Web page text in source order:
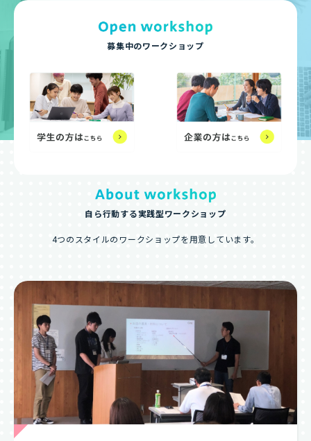
募集中のワークショップ
自ら行動する実践型ワークショップ
4つのスタイルのワークショップを用意しています。